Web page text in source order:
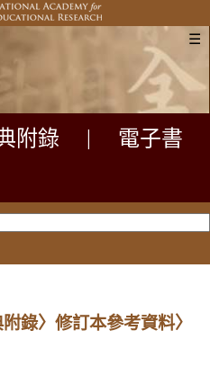
☰
附錄
電子書
錄〉修訂本參考資料〉